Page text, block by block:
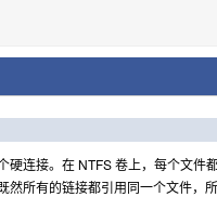
连接。在 NTFS 卷上，每个文件
所有的链接都引用同一个文件，